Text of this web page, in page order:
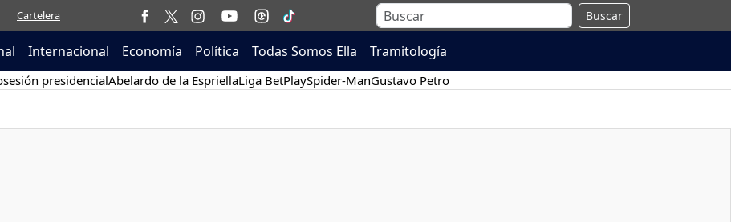
Cartelera Buscar
Internacional Economía Política Todas Somos Ella Tramitología
presidencialAbelardo de la EspriellaLiga BetPlaySpider-ManGustavo Petro